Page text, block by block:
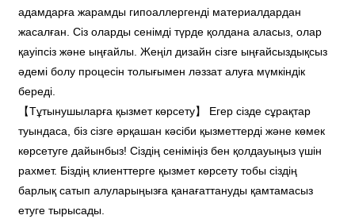
адамдарға жарамды гипоаллергенді материалдардан
жасалған. Сіз оларды сенімді түрде қолдана аласыз, олар
қауіпсіз және ыңғайлы. Жеңіл дизайн сізге ыңғайсыздықсыз
әдемі болу процесін толығымен ләззат алуға мүмкіндік
береді.
【Тұтынушыларға қызмет көрсету】 Егер сізде сұрақтар
туындаса, біз сізге әрқашан кәсіби қызметтерді және көмек
көрсетуге дайынбыз! Сіздің сеніміңіз бен қолдауыңыз үшін
рахмет. Біздің клиенттерге қызмет көрсету тобы сіздің
барлық сатып алуларыңызға қанағаттануды қамтамасыз
етуге тырысады.